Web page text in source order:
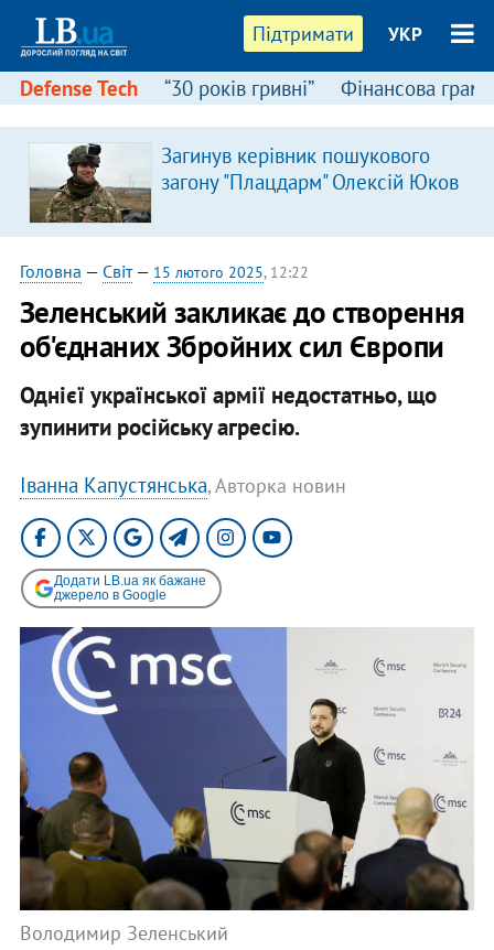
Підтримати УКР
Defense Tech “30 років гривні” Фінансова
Загинув керівник пошукового
загону "Плацдарм" Олексій Юков
Головна — Світ— 15 лютого 2025, 12:22
Зеленський закликає до створення
об'єднаних Збройних сил Європи
Однієї української армії недостатньо, що
зупинити російську агресію.
Іванна Капустянська, Авторка новин
Додати LB.ua як бажане
джерело в Google
Володимир Зеленський